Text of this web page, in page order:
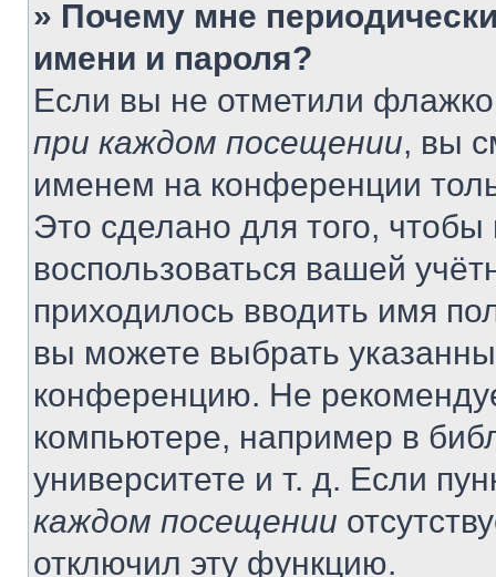
» Почему мне
имени и пароля?
Если вы не отметили
при каждом посещении, вы
именем на конференции
Это сделано для того, чтобы
воспользоваться вашей
приходилось вводить имя
вы можете выбрать
конференцию. Не
компьютере, например в
университете и т. д. Если
каждом посещении
отключил эту функцию.